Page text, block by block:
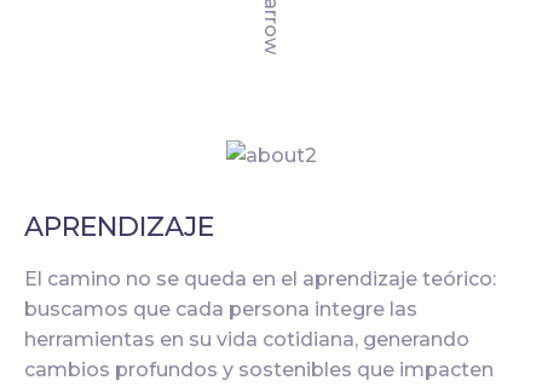
APRENDIZAJE
El camino no se queda en el aprendizaje teórico:
buscamos que cada persona integre las
herramientas en su vida cotidiana, generando
cambios profundos y sostenibles que impacten